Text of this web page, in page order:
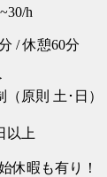
h
/ 休憩60分
（原則 土･日
以上
休暇も有り！